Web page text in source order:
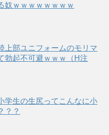
奴ｗｗｗｗｗｗｗｗ
上部ユニフォームのモリマ
勃起不可避ｗｗｗ（H注
学生の生尻ってこんなに小
？？